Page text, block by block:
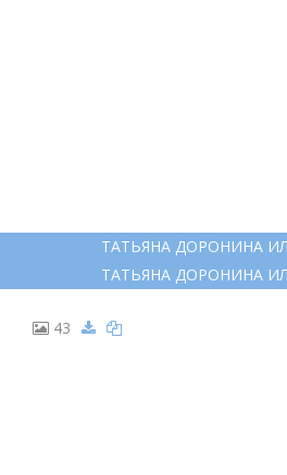
ТАТЬЯНА ДОРОНИНА
ТАТЬЯНА ДОРОНИНА
43